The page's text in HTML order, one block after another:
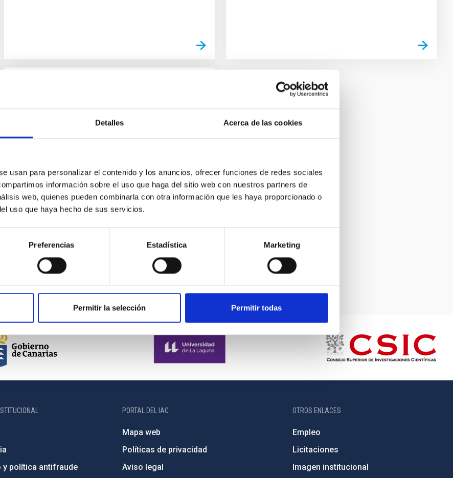
Detalles Acerca de las cookies
usan para personalizar el contenido y los anuncios, ofrecer funciones de redes sociales
información sobre el uso que haga del sitio web con nuestros partners de
web, quienes pueden combinarla con otra información que les haya proporcionado o
uso que haya hecho de sus servicios.
Preferencias Estadística Marketing
Permitir la selección Permitir todas
Takaaki Kajita: "La detección de
rayos gamma con CTA será clave
El científico japonés Takaaki Kajita es uno de
los principales expertos mundiales en física de
neutrinos. Estas partículas tienen una masa
y política antifraude
PORTAL DEL IAC
Mapa web
Políticas de privacidad
Aviso legal
OTROS ENLACES
Empleo
Licitaciones
Imagen institucional